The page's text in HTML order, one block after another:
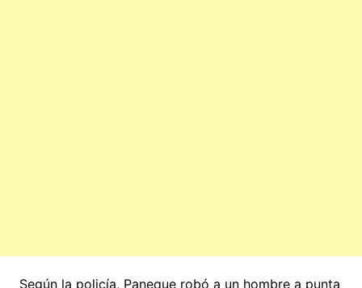
Según la policía, Paneque robó a un hombre a punta